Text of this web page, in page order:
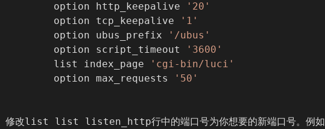
        option http_keepalive
'20'
        option tcp_keepalive
'1'
        option ubus_prefix
'/ubus'
        option script_timeout
'3600'
        list index_page
'cgi-bin/luci'
        option max_requests
'50'
修改list list listen_http行中的端口号为你想要的新端口号。例如